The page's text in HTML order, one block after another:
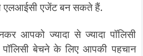
एलआईसी एजेंट बन सकते हैं.
आपको ज्यादा से ज्यादा पॉलिसी
पॉलिसी बेचने के लिए आपकी पहचान